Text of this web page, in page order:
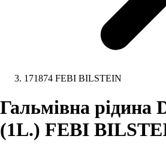
171874 FEBI BILSTEIN
Гальмівна рідина
(1L.) FEBI